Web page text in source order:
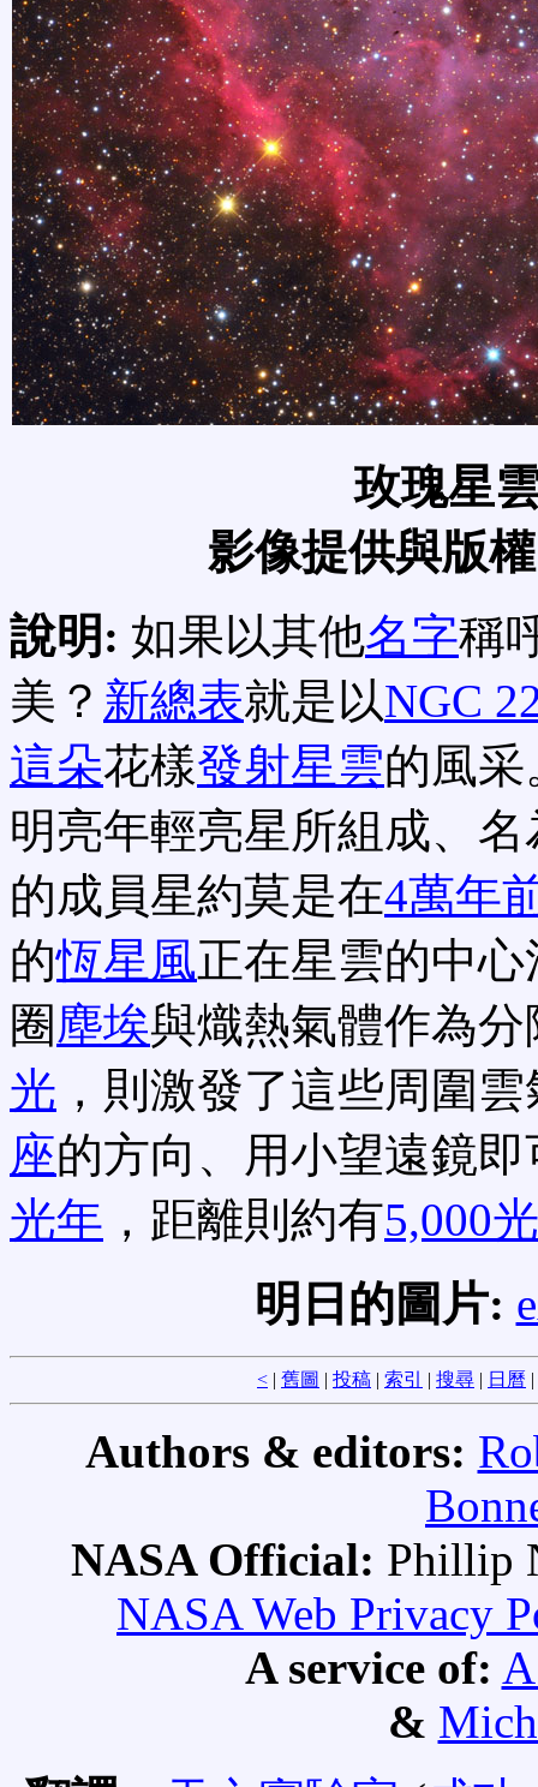
玫瑰星
影像提供與版
說明: 如果以其他名字稱
美？ 新總表就是以NGC
這朵花樣發射星雲的風
明亮年輕亮星所組成、名
的成員星約莫是在4萬年
的恆星風正在星雲的中
圈塵埃與熾熱氣體作為
光 ，則激發了這些周圍
座的方向、用小望遠鏡即
光年 ，距離則約有5,000
明日的圖片:
< | 舊圖 | 投稿 | 索引 | 搜尋 | 日曆 |
Authors & editors:
NASA Official: Phillip
NASA Web Privacy
A service of:
&